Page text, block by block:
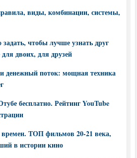
виды, комбинации, системы,
чтобы лучше узнать друг
двоих, для друзей
денежный поток: мощная техника
бесплатно. Рейтинг YouTube
ТОП фильмов 20-21 века,
в истории кино